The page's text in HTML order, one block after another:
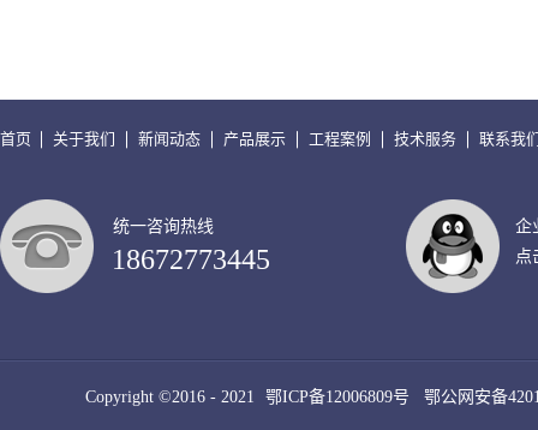
关于我们 新闻动态 产品展示 工程案例 技术服务 联系我
Copyright ©2016 - 2021 鄂ICP备12006809号 鄂公网安备
首页
统一咨询热线
18672773445
企
点